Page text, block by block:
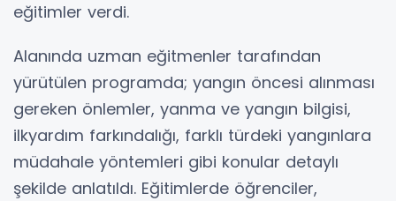
eğitimler verdi.
Alanında uzman eğitmenler tarafından
yürütülen programda; yangın öncesi alınması
gereken önlemler, yanma ve yangın bilgisi,
ilkyardım farkındalığı, farklı türdeki yangınlara
müdahale yöntemleri gibi konular detaylı
şekilde anlatıldı. Eğitimlerde öğrenciler,